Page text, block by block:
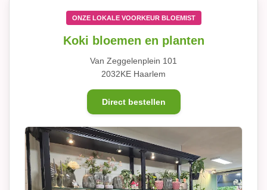
ONZE LOKALE VOORKEUR BLOEMIST
Koki bloemen en planten
Van Zeggelenplein 101
2032KE Haarlem
Direct bestellen